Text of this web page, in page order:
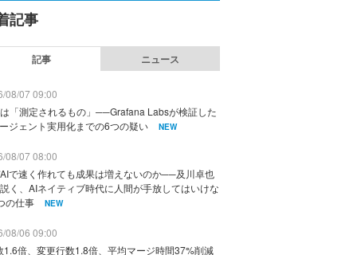
記事
記事 ニュース
08/07 09:00
「測定されるもの」──Grafana Labsが検証した
ジェント実用化までの6つの疑い
NEW
08/07 08:00
で速く作れても成果は増えないのか──及川卓也
く、AIネイティブ時代に人間が手放してはいけな
の仕事
NEW
08/06 09:00
1.6倍、変更行数1.8倍、平均マージ時間37%削減